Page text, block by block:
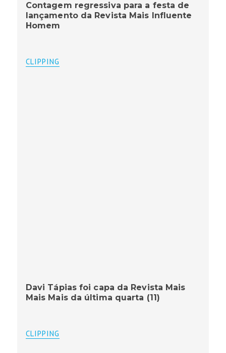
Contagem regressiva para a festa de
lançamento da Revista Mais Influente
Homem
CLIPPING
Davi Tápias foi capa da Revista Mais
Mais Mais da última quarta (11)
CLIPPING